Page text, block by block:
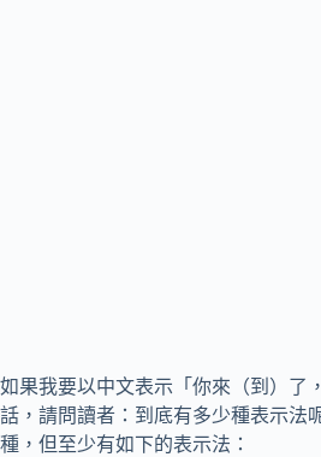
如果我要以中文表示「你來（到）了
話，請問讀者：到底有多少種表示法
種，但至少有如下的表示法：